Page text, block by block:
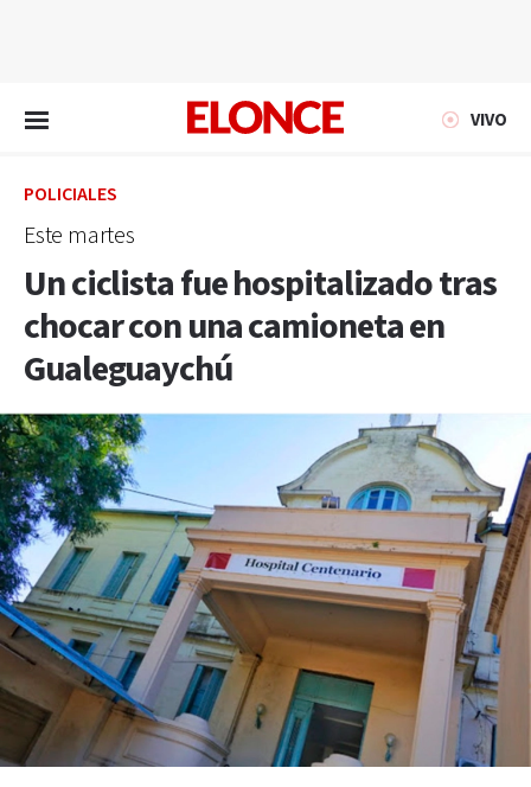
VIVO
POLICIALES
Este martes
Un ciclista fue hospitalizado tras
chocar con una camioneta en
Gualeguaychú